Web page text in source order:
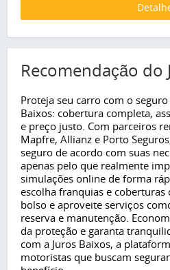
Recomendação do
Proteja seu carro com o
Baixos: cobertura completa,
e preço justo. Com parceiros
Mapfre, Allianz e Porto
seguro de acordo com suas
apenas pelo que realmente
simulações online de forma
escolha franquias e coberturas
bolso e aproveite serviços
reserva e manutenção.
da proteção e garanta
com a Juros Baixos, a
motoristas que buscam